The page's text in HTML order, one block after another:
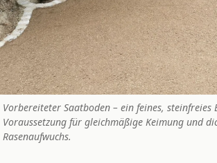
Vorbereiteter Saatboden – ein feines, steinfreies
Voraussetzung für gleichmäßige Keimung und
Rasenaufwuchs.